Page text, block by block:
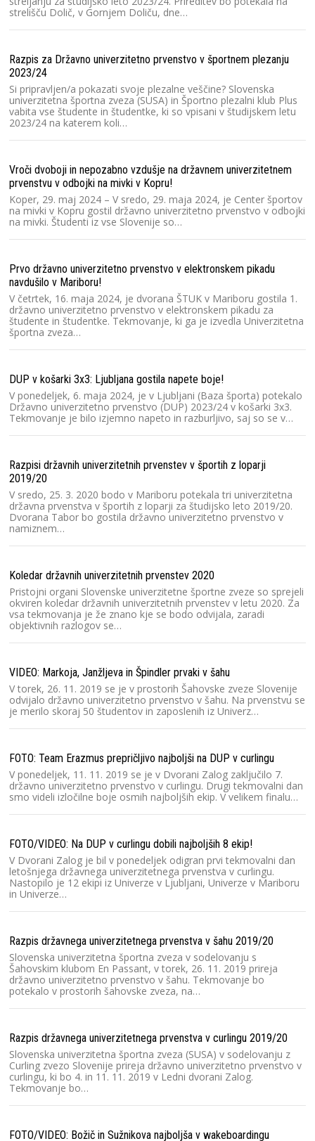
strelišču Dolič, v Gornjem Doliču, dne…
Razpis za Državno univerzitetno prvenstvo v športnem plezanju
2023/24
Si pripravljen/a pokazati svoje plezalne veščine? Slovenska
univerzitetna športna zveza (SUSA) in Športno plezalni klub Plus
vabita vse študente in študentke, ki so vpisani v študijskem letu
2023/24 na katerem koli…
Vroči dvoboji in nepozabno vzdušje na državnem univerzitetnem
prvenstvu v odbojki na mivki v Kopru!
Koper, 29. maj 2024 – V sredo, 29. maja 2024, je Center športov
na mivki v Kopru gostil državno univerzitetno prvenstvo v odbojki
na mivki. Študenti iz vse Slovenije so…
Prvo državno univerzitetno prvenstvo v elektronskem pikadu
navdušilo v Mariboru!
V četrtek, 16. maja 2024, je dvorana ŠTUK v Mariboru gostila 1.
državno univerzitetno prvenstvo v elektronskem pikadu za
študente in študentke. Tekmovanje, ki ga je izvedla Univerzitetna
športna zveza…
DUP v košarki 3x3: Ljubljana gostila napete boje!
V ponedeljek, 6. maja 2024, je v Ljubljani (Baza športa) potekalo
Državno univerzitetno prvenstvo (DUP) 2023/24 v košarki 3x3.
Tekmovanje je bilo izjemno napeto in razburljivo, saj so se v…
Razpisi državnih univerzitetnih prvenstev v športih z loparji
2019/20
V sredo, 25. 3. 2020 bodo v Mariboru potekala tri univerzitetna
državna prvenstva v športih z loparji za študijsko leto 2019/20.
Dvorana Tabor bo gostila državno univerzitetno prvenstvo v
namiznem…
Koledar državnih univerzitetnih prvenstev 2020
Pristojni organi Slovenske univerzitetne športne zveze so sprejeli
okviren koledar državnih univerzitetnih prvenstev v letu 2020. Za
vsa tekmovanja je že znano kje se bodo odvijala, zaradi
objektivnih razlogov se…
VIDEO: Markoja, Janžljeva in Špindler prvaki v šahu
V torek, 26. 11. 2019 se je v prostorih Šahovske zveze Slovenije
odvijalo državno univerzitetno prvenstvo v šahu. Na prvenstvu se
je merilo skoraj 50 študentov in zaposlenih iz Univerz…
FOTO: Team Erazmus prepričljivo najboljši na DUP v curlingu
V ponedeljek, 11. 11. 2019 se je v Dvorani Zalog zaključilo 7.
državno univerzitetno prvenstvo v curlingu. Drugi tekmovalni dan
smo videli izločilne boje osmih najboljših ekip. V velikem finalu…
FOTO/VIDEO: Na DUP v curlingu dobili najboljših 8 ekip!
V Dvorani Zalog je bil v ponedeljek odigran prvi tekmovalni dan
letošnjega državnega univerzitetnega prvenstva v curlingu.
Nastopilo je 12 ekipi iz Univerze v Ljubljani, Univerze v Mariboru
in Univerze…
Razpis državnega univerzitetnega prvenstva v šahu 2019/20
Slovenska univerzitetna športna zveza v sodelovanju s
Šahovskim klubom En Passant, v torek, 26. 11. 2019 prireja
državno univerzitetno prvenstvo v šahu. Tekmovanje bo
potekalo v prostorih šahovske zveza, na…
Razpis državnega univerzitetnega prvenstva v curlingu 2019/20
Slovenska univerzitetna športna zveza (SUSA) v sodelovanju z
Curling zvezo Slovenije prireja državno univerzitetno prvenstvo v
curlingu, ki bo 4. in 11. 11. 2019 v Ledni dvorani Zalog.
Tekmovanje bo…
FOTO/VIDEO: Božič in Sužnikova najboljša v wakeboardingu